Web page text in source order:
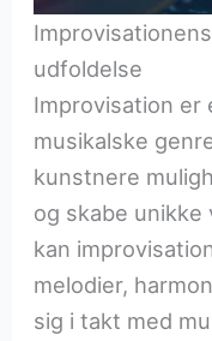
udfoldelse
Improvisation er
musikalske
kunstnere
og skabe
kan
melodier,
sig i takt med